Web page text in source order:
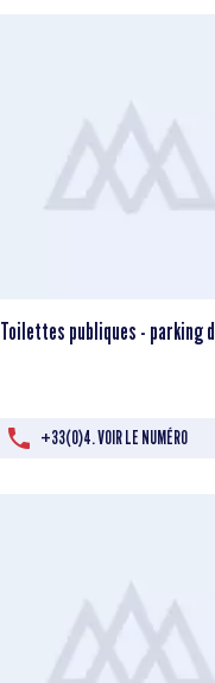
Toilettes publiques - parking
+33(0)4. VOIR LE NUMÉRO